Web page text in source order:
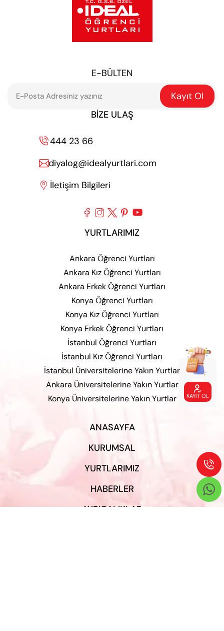

KAYIT OL
E-BÜLTEN
Kayıt Ol
BIZE ULAŞ
444 23 66
diyalog@idealyurtlari.com
 İletişim Bilgileri
    
YURTLARIMIZ
Ankara Öğrenci Yurtları
Ankara Kız Öğrenci Yurtları
Ankara Erkek Öğrenci Yurtları
Konya Öğrenci Yurtları
Konya Kız Öğrenci Yurtları
Konya Erkek Öğrenci Yurtları
İstanbul Öğrenci Yurtları
İstanbul Kız Öğrenci Yurtları
İstanbul Üniversitelerine Yakın Yurtlar
Ankara Üniversitelerine Yakın Yurtlar
Konya Üniversitelerine Yakın Yurtlar
ANASAYFA
KURUMSAL
YURTLARIMIZ
HABERLER
AYRICALIKLAR

